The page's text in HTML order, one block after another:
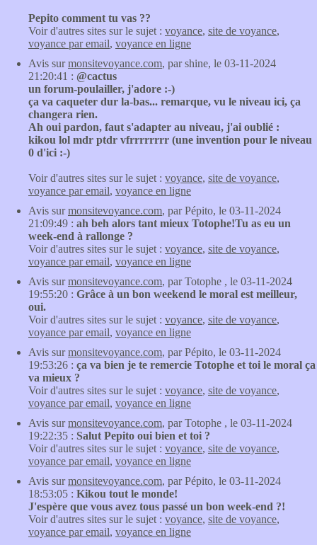
Pepito comment tu vas ??
Voir d'autres sites sur le sujet : voyance, site de voyance,
voyance par email, voyance en ligne
Avis surmonsitevoyance.com, par shine, le 03-11-2024
21:20:41 : @cactus
un forum-poulailler, j'adore :-)
ça va caqueter dur la-bas... remarque, vu le niveau ici, ça
changera rien.
Ah oui pardon, faut s'adapter au niveau, j'ai oublié :
kikou lol mdr ptdr vfrrrrrrrr (une invention pour le niveau
0 d'ici :-)
Voir d'autres sites sur le sujet : voyance, site de voyance,
voyance par email, voyance en ligne
Avis surmonsitevoyance.com, par Pépito, le 03-11-2024
21:09:49 : ah beh alors tant mieux Totophe!Tu as eu un
week-end à rallonge ?
Voir d'autres sites sur le sujet : voyance, site de voyance,
voyance par email, voyance en ligne
Avis surmonsitevoyance.com, par Totophe , le 03-11-2024
19:55:20 : Grâce à un bon weekend le moral est meilleur,
oui.
Voir d'autres sites sur le sujet : voyance, site de voyance,
voyance par email, voyance en ligne
Avis surmonsitevoyance.com, par Pépito, le 03-11-2024
19:53:26 : ça va bien je te remercie Totophe et toi le moral ça
va mieux ?
Voir d'autres sites sur le sujet : voyance, site de voyance,
voyance par email, voyance en ligne
Avis surmonsitevoyance.com, par Totophe , le 03-11-2024
19:22:35 : Salut Pepito oui bien et toi ?
Voir d'autres sites sur le sujet : voyance, site de voyance,
voyance par email, voyance en ligne
Avis surmonsitevoyance.com, par Pépito, le 03-11-2024
18:53:05 : Kikou tout le monde!
J'espère que vous avez tous passé un bon week-end ?!
Voir d'autres sites sur le sujet : voyance, site de voyance,
voyance par email, voyance en ligne